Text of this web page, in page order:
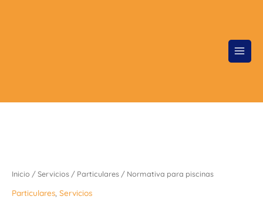
Inicio /Servicios / Particulares / Normativa para piscinas
Particulares Servicios